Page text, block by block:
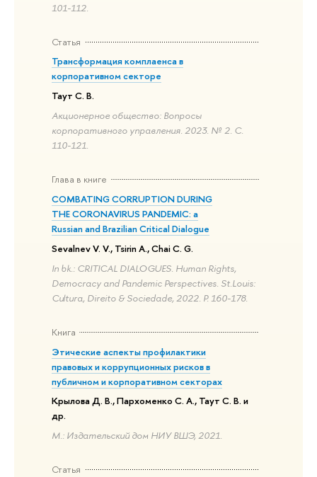
101-112.
Статья
Трансформация комплаенса в
корпоративном секторе
Таут С. В.
Акционерное общество: Вопросы
корпоративного управления. 2023. № 2. С.
110-121.
Глава в книге
COMBATING CORRUPTION DURING
THE CORONAVIRUS PANDEMIC: a
Russian and Brazilian Critical Dialogue
Sevalnev V. V., Tsirin A., Chai C. G.
In bk.: CRITICAL DIALOGUES. Human Rights,
Democracy and Pandemic Perspectives. St.Louis:
Cultura, Direito & Sociedade, 2022. P. 160-178.
Книга
Этические аспекты профилактики
правовых и коррупционных рисков в
публичном и корпоративном секторах
Крылова Д. В., Пархоменко С. А., Таут С. В. и
др.
М.: Издательский дом НИУ ВШЭ, 2021.
Статья